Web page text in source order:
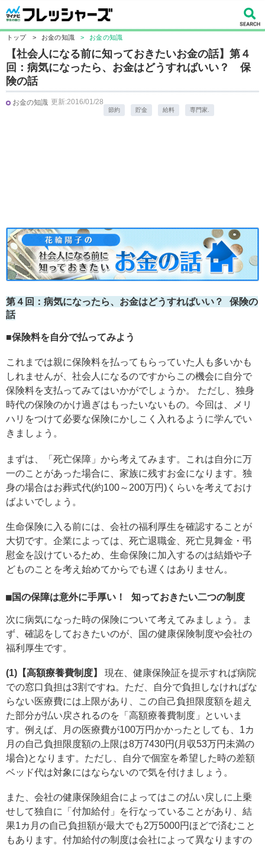
トップ > お金の知識 > お金の知識
【社会人になる前に知っておきたいお金の話】第４
回：病気になったら、お金はどうすればいい？ 保
険の話
お金の知識 更新:2016/01/28
節約 貯金 給料 専門家.
第４回：病気になったら、お金はどうすればいい？ 保険の
話
■保険料を自分で払ってみよう
これまでは親に保険料を払ってもらっていた人も多いかも
しれませんが、社会人になるのですからこの機会に自分で
保険料を支払ってみてはいかがでしょうか。 ただし、独身
時代の保険のかけ過ぎはもったいないもの。今回は、メリ
ハリをつけて必要な保険にかしこく入れるように学んでい
きましょう。
まずは、「死亡保障」から考えてみます。これは自分に万
一のことがあった場合に、家族に残すお金になります。独
身の場合はお葬式代(約100～200万円)くらいを考えておけ
ばよいでしょう。
生命保険に入る前には、会社の福利厚生を確認することが
大切です。企業によっては、死亡退職金、死亡見舞金・弔
慰金を設けているため、生命保険に加入するのは結婚や子
どものことを考え始めてからでも遅くはありません。
■国の保障は意外に手厚い！ 知っておきたい二つの制度
次に病気になった時の保険について考えてみましょう。ま
ず、確認をしておきたいのが、国の健康保険制度や会社の
福利厚生です。
(1)【高額療養費制度】 現在、健康保険証を提示すれば病院
での窓口負担は3割ですね。ただ、自分で負担しなければな
らない医療費には上限があり、この自己負担限度額を超え
た部分が払い戻されるのを「高額療養費制度」といいま
す。例えば、月の医療費が100万円かかったとしても、1カ
月の自己負担限度額の上限は8万7430円(月収53万円未満の
場合)となります。ただし、自分で個室を希望した時の差額
ベッド代は対象にはならないので気を付けましょう。
また、会社の健康保険組合によってはこの払い戻しに上乗
せして独自に「付加給付」を行なっていることがあり、結
果1カ月の自己負担額が最大でも2万5000円ほどで済むこと
もあります。付加給付の制度は会社によって異なりますの